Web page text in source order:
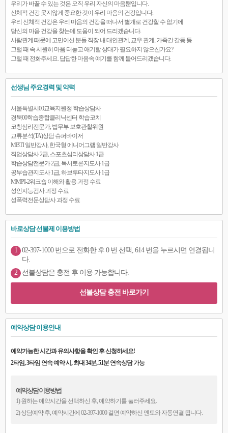
우리가 바꿀 수 있는 것은 오직 우리 자신의 마음뿐입니다.
신체적 건강 못지않게 중요한 것이 우리 마음의 건강입니다.
우리 신체적 건강은 우리 마음의 건강을 떠나서 별개로 건강할 수 없기에
당신의 마음 건강을 찾는데 도움이 되어 드리겠습니다.
사람관계 때문에 고민이신 분들 직장 내 대인관계, 교우 관계, 가족간 갈등 등
그럴 때 속 시원히 마음 터놓고 애기할 상대가 필요하지 않으신가요?
그럴 때 전화주세요. 답답한 마음속 얘기를 함께 들어드리겠습니다.
선생님 주요경력 및 약력
서울특별시00교육지원청 학습상담사
경북00학습종합클리닉센터 학습코치
코칭심리전문가, 법무부 보호관찰위원
교류분석(TA)상담 슈퍼바이저
MBTI 일반강사, 한국형 에니어그램 일반강사
직업상담사 2급, 스포츠심리상담사 1급
학습상담전문가 2급, 독서토론지도사 1급
공부습관지도사 1급, 하브루타지도사 1급
MMPI-2워크숍 이해와 활용 과정 수료
성인지능검사 과정 수료
성폭력전문상담사 과정 수료
바로상담 선불제 이용방법
1 02-397-1000 번으로 전화한 후 0 번 선택, 614 번을 누르시면 연결됩니
다.
2
선불상담은 충전 후 이용 가능합니다.
선불상담 충전 바로가기
예약상담 이용안내
예약가능한 시간과 유의사항을 확인 후 신청하세요!
2타임, 3타임 연속 예약 시, 최대 34분, 51분 연속상담 가능
예약상담 이용방법
1) 원하는 예약시간을 선택하신 후, 예약하기를 눌러주세요.
2) 상담예약 후, 예약시간에 02-397-1000 걸면 예약하신 멘토와 자동연결 됩니다.